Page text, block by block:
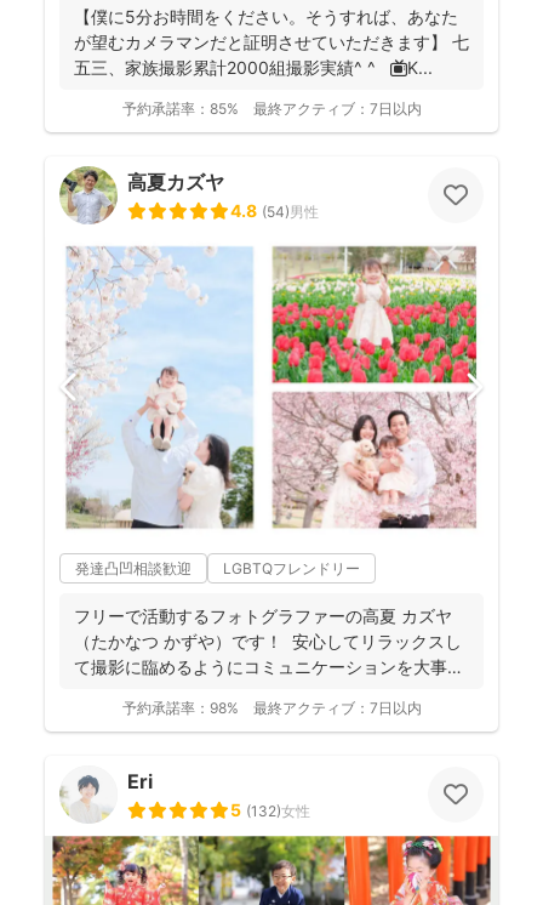
【僕に5分お時間をください。そうすれば、あなた
が望むカメラマンだと証明させていただきます】 七
五三、家族撮影累計2000組撮影実績^ ^ 📺K...
予約承諾率： 85% 最終アクティブ： 7日以内
高夏カズヤ
4.8 (54)男性
発達凸凹相談歓迎 LGBTQフレンドリー
フリーで活動するフォトグラファーの高夏 カズヤ
（たかなつ かずや）です！ 安心してリラックスし
て撮影に臨めるようにコミュニケーションを大事に
予約承諾率： 98% 最終アクティブ： 7日以内
Eri
5 (132)女性